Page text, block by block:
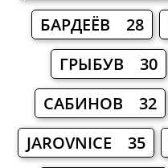
БАРДЕЁВ 28
ГРЫБУВ 30
САБИНОВ 32
JAROVNICE 35